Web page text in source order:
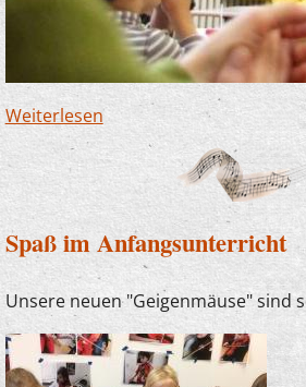
Weiterlesenüber Finnentrop soll
Musikschule Lennetal
Spaß im Anfangsunterricht
Unsere neuen "Geigenmäuse" sind